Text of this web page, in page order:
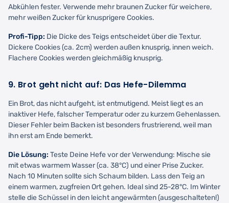
Abkühlen fester. Verwende mehr braunen Zucker für weichere,
mehr weißen Zucker für knusprigere Cookies.
Profi-Tipp: Die Dicke des Teigs entscheidet über die Textur.
Dickere Cookies (ca. 2cm) werden außen knusprig, innen weich.
Flachere Cookies werden gleichmäßig knusprig.
9. Brot geht nicht auf: Das Hefe-Dilemma
Ein Brot, das nicht aufgeht, ist entmutigend. Meist liegt es an
inaktiver Hefe, falscher Temperatur oder zu kurzem Gehenlassen.
Dieser Fehler beim Backen ist besonders frustrierend, weil man
ihn erst am Ende bemerkt.
Die Lösung: Teste Deine Hefe vor der Verwendung: Mische sie
mit etwas warmem Wasser (ca. 38°C) und einer Prise Zucker.
Nach 10 Minuten sollte sich Schaum bilden. Lass den Teig an
einem warmen, zugfreien Ort gehen. Ideal sind 25-28°C. Im Winter
stelle die Schüssel in den leicht angewärmten (ausgeschalteten!)